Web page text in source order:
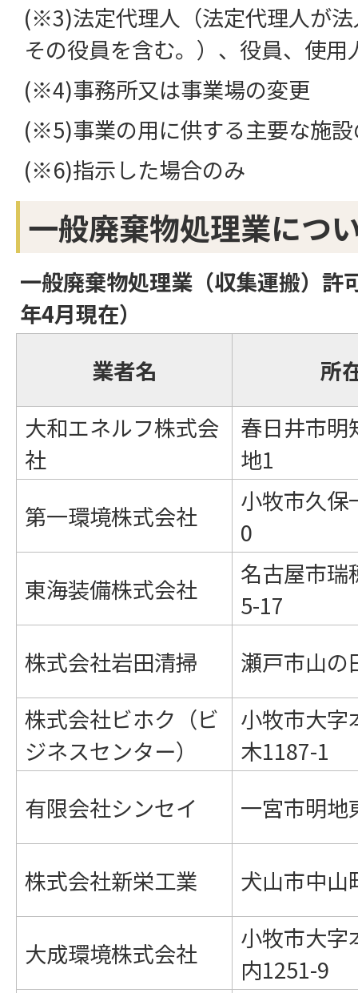
(※3)法定代理人（法定代理人が
その役員を含む。）、役員、使用
(※4)事務所又は事業場の変更
(※5)事業の用に供する主要な施
(※6)指示した場合のみ
一般廃棄物処理業につ
一般廃棄物処理業（収集運搬）許
年4月現在）
業者名
所
大和エネルフ株式会
社
春日井市明
地1
第一環境株式会社
小牧市久保
0
東海装備株式会社
名古屋市瑞
5-17
株式会社岩田清掃
瀬戸市山の
株式会社ビホク（ビ
ジネスセンター）
小牧市大字
木1187-1
有限会社シンセイ
一宮市明地
株式会社新栄工業 犬山市中山
大成環境株式会社
小牧市大字
内1251-9